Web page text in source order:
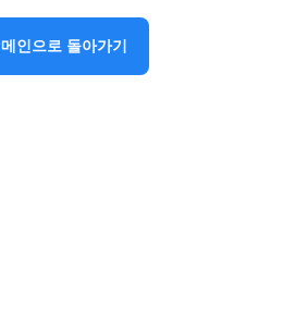
메인으로 돌아가기